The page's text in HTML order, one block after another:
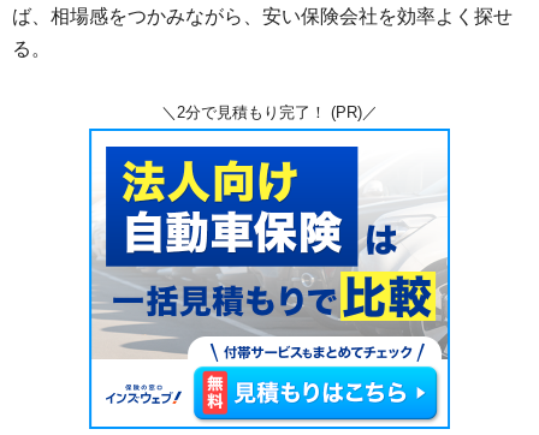
ば、相場感をつかみながら、安い保険会社を効率よく探せ
る。
＼2分で見積もり完了！ (PR)／